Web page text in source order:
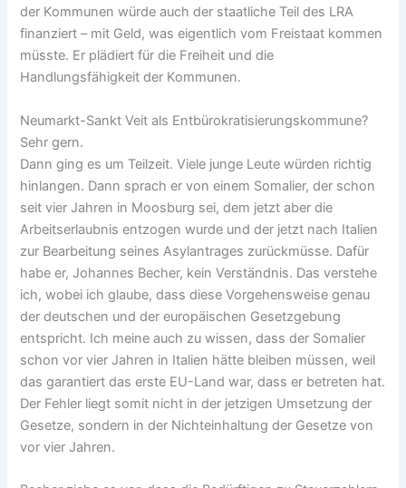
der Kommunen würde auch der staatliche Teil des LRA
finanziert – mit Geld, was eigentlich vom Freistaat kommen
müsste. Er plädiert für die Freiheit und die
Handlungsfähigkeit der Kommunen.
Neumarkt-Sankt Veit als Entbürokratisierungskommune?
Sehr gern.
Dann ging es um Teilzeit. Viele junge Leute würden richtig
hinlangen. Dann sprach er von einem Somalier, der schon
seit vier Jahren in Moosburg sei, dem jetzt aber die
Arbeitserlaubnis entzogen wurde und der jetzt nach Italien
zur Bearbeitung seines Asylantrages zurückmüsse. Dafür
habe er, Johannes Becher, kein Verständnis. Das verstehe
ich, wobei ich glaube, dass diese Vorgehensweise genau
der deutschen und der europäischen Gesetzgebung
entspricht. Ich meine auch zu wissen, dass der Somalier
schon vor vier Jahren in Italien hätte bleiben müssen, weil
das garantiert das erste EU-Land war, dass er betreten hat.
Der Fehler liegt somit nicht in der jetzigen Umsetzung der
Gesetze, sondern in der Nichteinhaltung der Gesetze von
vor vier Jahren.